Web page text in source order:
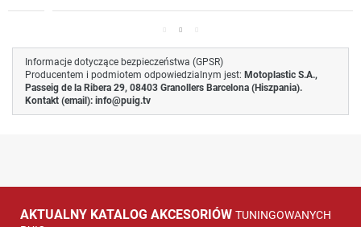
Informacje dotyczące bezpieczeństwa (GPSR)
Producentem i podmiotem odpowiedzialnym jest: Motoplastic S.A.,
Passeig de la Ribera 29, 08403 Granollers Barcelona (Hiszpania).
Kontakt (email): info@puig.tv
AKTUALNY KATALOG AKCESORIÓW TUNINGOWANYCH